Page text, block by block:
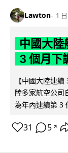
Lawton 1 日
中國大陸
3 個月下
【中國大陸連
陸多家航空公司
為年內連續第 3
31 5 ↗